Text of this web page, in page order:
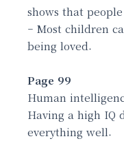
shows that
– Most children
being loved.
Page 99
Human
Having a high IQ
everything well.